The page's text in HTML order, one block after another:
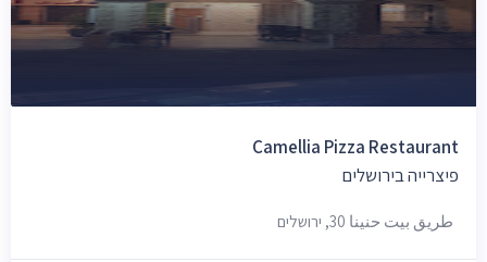
Camellia Pizza Restaurant
פיצרייה בירושלים
طريق بيت حنينا 30, ירושלים